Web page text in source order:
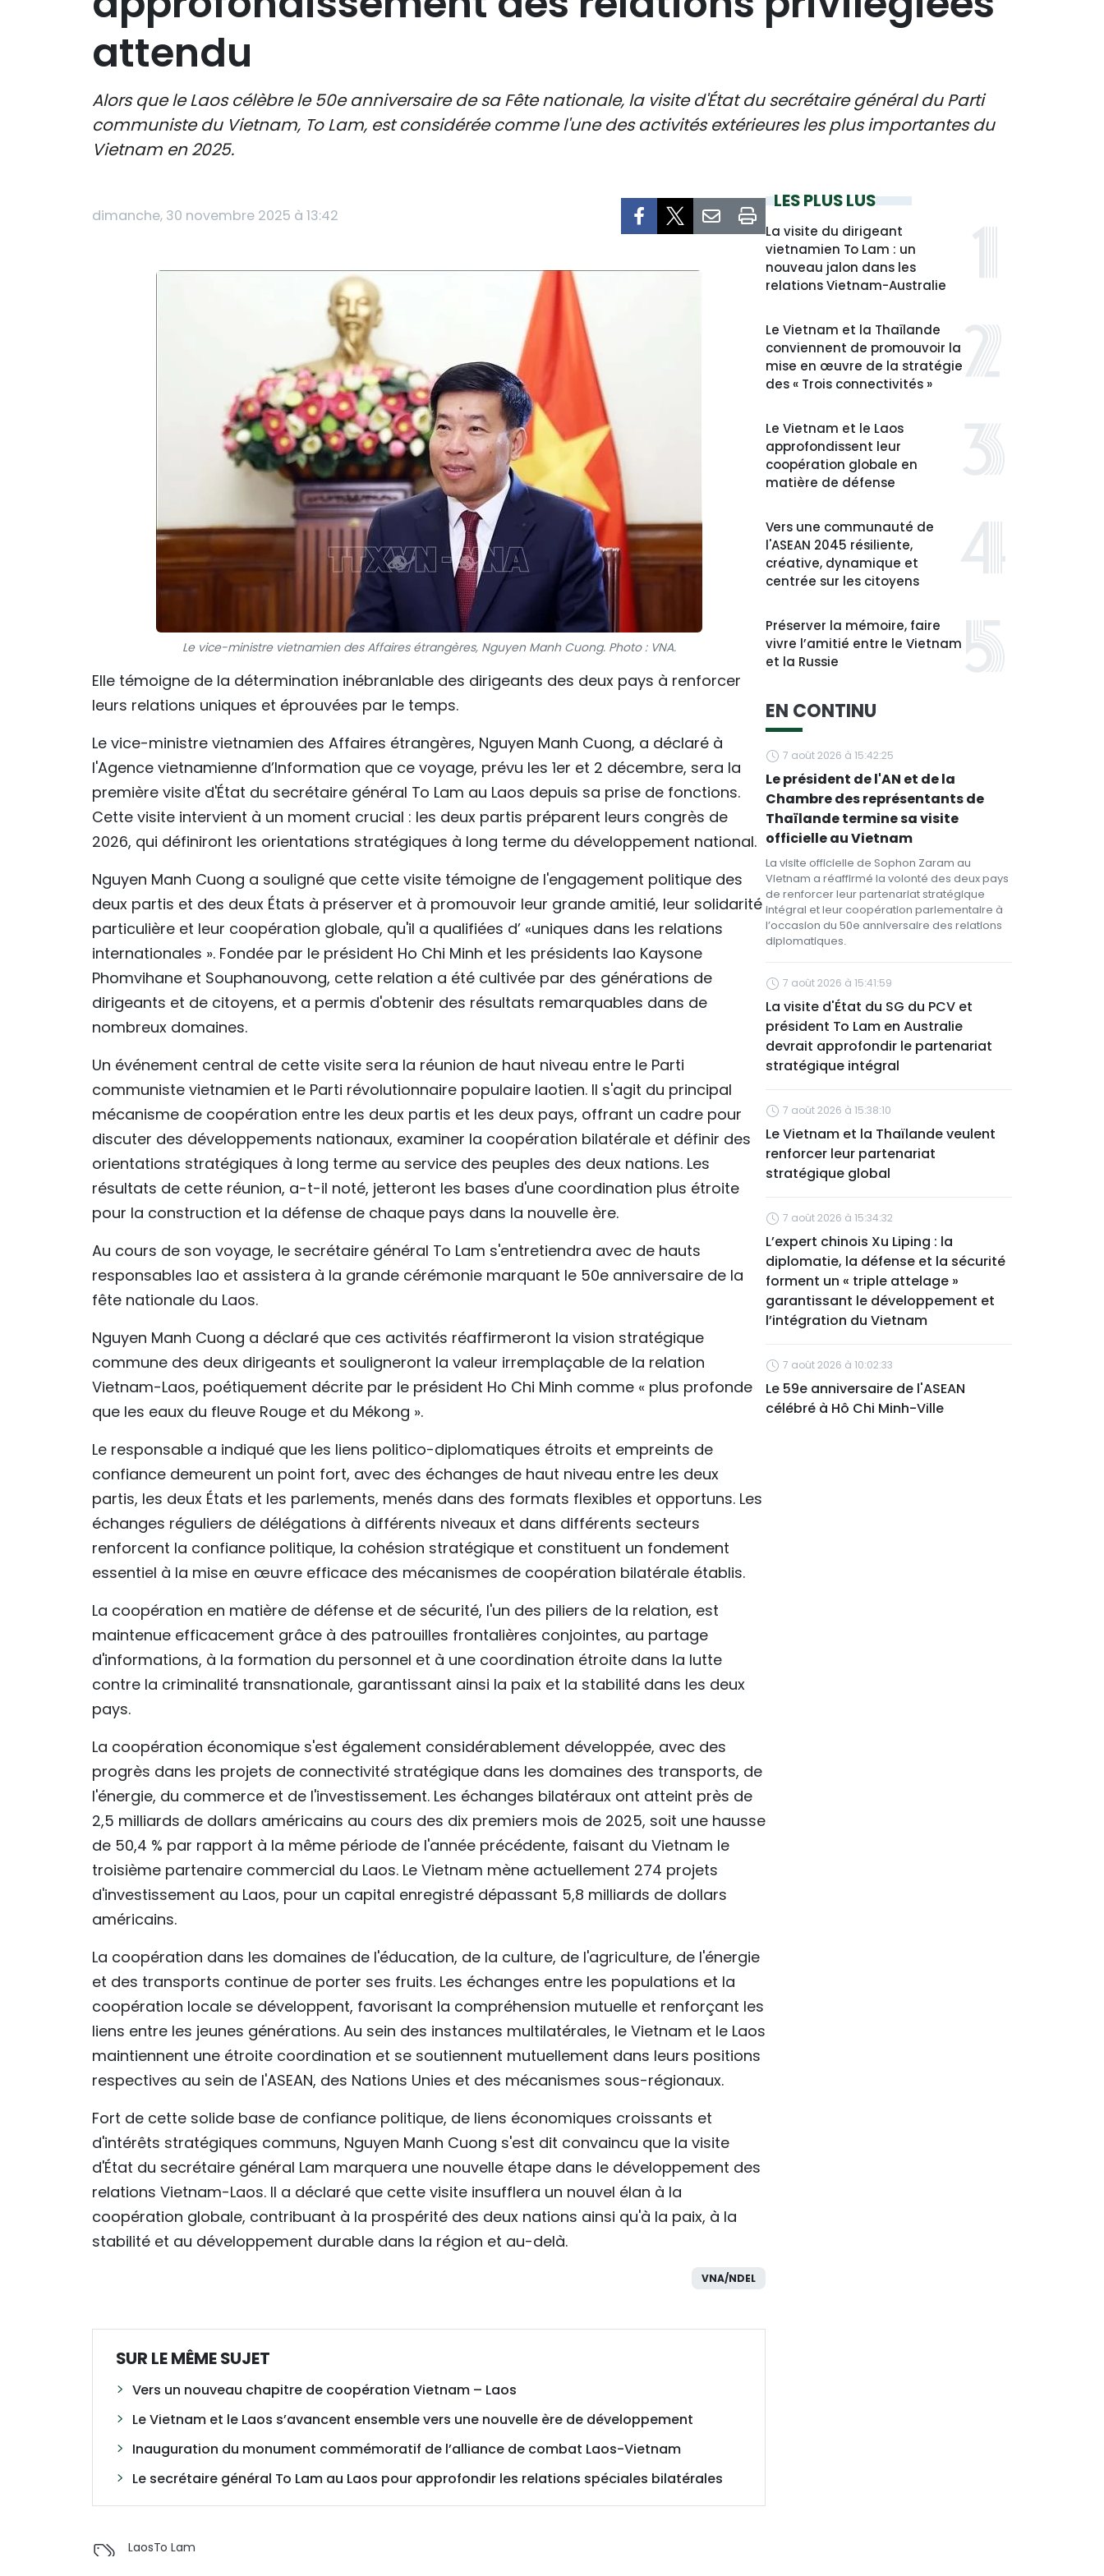
attendu
Alors que le Laos célèbre le 50e anniversaire de sa Fête nationale, la visite d'État du secrétaire général du Parti
communiste du Vietnam, To Lam, est considérée comme l'une des activités extérieures les plus importantes du
Vietnam en 2025.
dimanche, 30 novembre 2025 à 13:42
Le vice-ministre vietnamien des Affaires étrangères, Nguyen Manh Cuong. Photo : VNA.
Elle témoigne de la détermination inébranlable des dirigeants des deux pays à renforcer
leurs relations uniques et éprouvées par le temps.
Le vice-ministre vietnamien des Affaires étrangères, Nguyen Manh Cuong, a déclaré à
l'Agence vietnamienne d’Information que ce voyage, prévu les 1er et 2 décembre, sera la
première visite d'État du secrétaire général To Lam au Laos depuis sa prise de fonctions.
Cette visite intervient à un moment crucial : les deux partis préparent leurs congrès de
2026, qui définiront les orientations stratégiques à long terme du développement national.
Nguyen Manh Cuong a souligné que cette visite témoigne de l'engagement politique des
deux partis et des deux États à préserver et à promouvoir leur grande amitié, leur solidarité
particulière et leur coopération globale, qu'il a qualifiées d’ «uniques dans les relations
internationales ». Fondée par le président Ho Chi Minh et les présidents lao Kaysone
Phomvihane et Souphanouvong, cette relation a été cultivée par des générations de
dirigeants et de citoyens, et a permis d'obtenir des résultats remarquables dans de
nombreux domaines.
Un événement central de cette visite sera la réunion de haut niveau entre le Parti
communiste vietnamien et le Parti révolutionnaire populaire laotien. Il s'agit du principal
mécanisme de coopération entre les deux partis et les deux pays, offrant un cadre pour
discuter des développements nationaux, examiner la coopération bilatérale et définir des
orientations stratégiques à long terme au service des peuples des deux nations. Les
résultats de cette réunion, a-t-il noté, jetteront les bases d'une coordination plus étroite
pour la construction et la défense de chaque pays dans la nouvelle ère.
Au cours de son voyage, le secrétaire général To Lam s'entretiendra avec de hauts
responsables lao et assistera à la grande cérémonie marquant le 50e anniversaire de la
fête nationale du Laos.
Nguyen Manh Cuong a déclaré que ces activités réaffirmeront la vision stratégique
commune des deux dirigeants et souligneront la valeur irremplaçable de la relation
Vietnam-Laos, poétiquement décrite par le président Ho Chi Minh comme « plus profonde
que les eaux du fleuve Rouge et du Mékong ».
Le responsable a indiqué que les liens politico-diplomatiques étroits et empreints de
confiance demeurent un point fort, avec des échanges de haut niveau entre les deux
partis, les deux États et les parlements, menés dans des formats flexibles et opportuns. Les
échanges réguliers de délégations à différents niveaux et dans différents secteurs
renforcent la confiance politique, la cohésion stratégique et constituent un fondement
essentiel à la mise en œuvre efficace des mécanismes de coopération bilatérale établis.
La coopération en matière de défense et de sécurité, l'un des piliers de la relation, est
maintenue efficacement grâce à des patrouilles frontalières conjointes, au partage
d'informations, à la formation du personnel et à une coordination étroite dans la lutte
contre la criminalité transnationale, garantissant ainsi la paix et la stabilité dans les deux
pays.
La coopération économique s'est également considérablement développée, avec des
progrès dans les projets de connectivité stratégique dans les domaines des transports, de
l'énergie, du commerce et de l'investissement. Les échanges bilatéraux ont atteint près de
2,5 milliards de dollars américains au cours des dix premiers mois de 2025, soit une hausse
de 50,4 % par rapport à la même période de l'année précédente, faisant du Vietnam le
troisième partenaire commercial du Laos. Le Vietnam mène actuellement 274 projets
d'investissement au Laos, pour un capital enregistré dépassant 5,8 milliards de dollars
américains.
La coopération dans les domaines de l'éducation, de la culture, de l'agriculture, de l'énergie
et des transports continue de porter ses fruits. Les échanges entre les populations et la
coopération locale se développent, favorisant la compréhension mutuelle et renforçant les
liens entre les jeunes générations. Au sein des instances multilatérales, le Vietnam et le Laos
maintiennent une étroite coordination et se soutiennent mutuellement dans leurs positions
respectives au sein de l'ASEAN, des Nations Unies et des mécanismes sous-régionaux.
Fort de cette solide base de confiance politique, de liens économiques croissants et
d'intérêts stratégiques communs, Nguyen Manh Cuong s'est dit convaincu que la visite
d'État du secrétaire général Lam marquera une nouvelle étape dans le développement des
relations Vietnam-Laos. Il a déclaré que cette visite insufflera un nouvel élan à la
coopération globale, contribuant à la prospérité des deux nations ainsi qu'à la paix, à la
stabilité et au développement durable dans la région et au-delà.
VNA/NDEL
SUR LE MÊME SUJET
Vers un nouveau chapitre de coopération Vietnam – Laos
Le Vietnam et le Laos s’avancent ensemble vers une nouvelle ère de développement
Inauguration du monument commémoratif de l’alliance de combat Laos-Vietnam
Le secrétaire général To Lam au Laos pour approfondir les relations spéciales bilatérales
LaosTo Lam
LES PLUS LUS
La visite du dirigeant
vietnamien To Lam : un
nouveau jalon dans les
relations Vietnam-Australie
Le Vietnam et la Thaïlande
conviennent de promouvoir la
mise en œuvre de la stratégie
des « Trois connectivités »
Le Vietnam et le Laos
approfondissent leur
coopération globale en
matière de défense
Vers une communauté de
l'ASEAN 2045 résiliente,
créative, dynamique et
centrée sur les citoyens
Préserver la mémoire, faire
vivre l’amitié entre le Vietnam
et la Russie
EN CONTINU
7 août 2026 à 15:42:25
Le président de l'AN et de la
Chambre des représentants de
Thaïlande termine sa visite
officielle au Vietnam
La visite officielle de Sophon Zaram au
Vietnam a réaffirmé la volonté des deux pays
de renforcer leur partenariat stratégique
intégral et leur coopération parlementaire à
l’occasion du 50e anniversaire des relations
diplomatiques.
7 août 2026 à 15:41:59
La visite d'État du SG du PCV et
président To Lam en Australie
devrait approfondir le partenariat
stratégique intégral
7 août 2026 à 15:38:10
Le Vietnam et la Thaïlande veulent
renforcer leur partenariat
stratégique global
7 août 2026 à 15:34:32
L’expert chinois Xu Liping : la
diplomatie, la défense et la sécurité
forment un « triple attelage »
garantissant le développement et
l’intégration du Vietnam
7 août 2026 à 10:02:33
Le 59e anniversaire de l'ASEAN
célébré à Hô Chi Minh-Ville